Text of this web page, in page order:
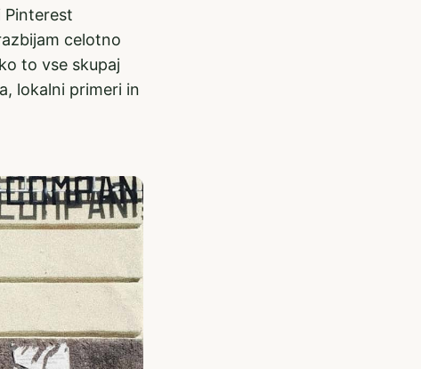
Pinterest
celotno
to vse skupaj
lokalni primeri in